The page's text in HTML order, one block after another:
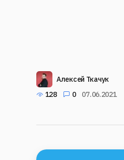
Алексей Ткачук
128
0 07.06.2021